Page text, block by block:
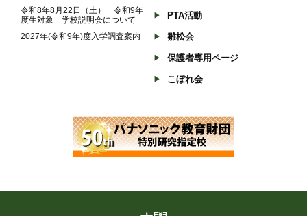
令和8年8月22日（土） 令和9年
度生対象 学校説明会について
2027年(令和9年)度入学調査案内
PTA活動
雛松会
保護者専用ページ
こぼれ会